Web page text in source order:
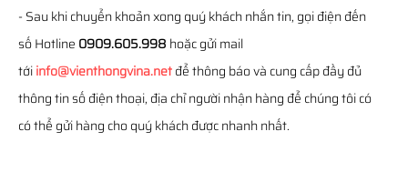
- Sau khi chuyển khoản xong quý khách nhắn tin, gọi điện đến
số Hotline 0909.605.998 hoặc gửi mail
tớiinfo@vienthongvina.netđể thông báo và cung cấp đầy đủ
thông tin số điện thoại, địa chỉ người nhận hàng để chúng tôi có
có thể gửi hàng cho quý khách được nhanh nhất.